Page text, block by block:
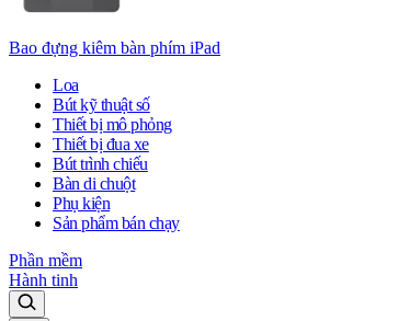
Bao đựng kiêm bàn phím iPad
Loa
Bút kỹ thuật số
Thiết bị mô phỏng
Thiết bị đua xe
Bút trình chiếu
Bàn di chuột
Phụ kiện
Sản phẩm bán chạy
Phần mềm
Hành tinh